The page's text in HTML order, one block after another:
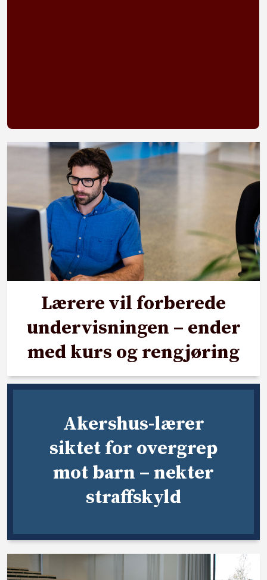
Lærere vil forberede
undervisningen – ender
med kurs og rengjøring
Akershus-lærer
siktet for overgrep
mot barn – nekter
straffskyld